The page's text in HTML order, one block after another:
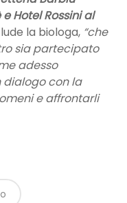
Hotel Rossini al
la biologa, “che
sia partecipato
adesso
con la
e affrontarli